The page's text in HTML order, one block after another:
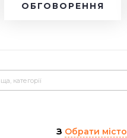
ОБГОВОРЕННЯ
З Обрати місто